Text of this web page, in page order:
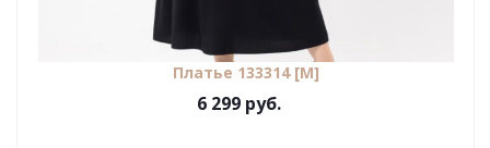
Платье 133314 [М]
6 299 руб.